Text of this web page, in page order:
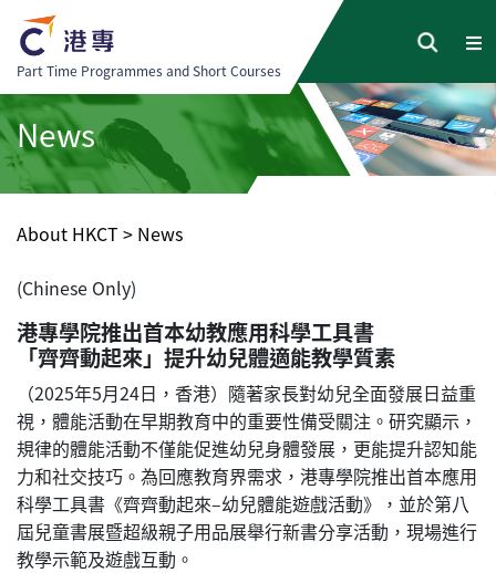
Part Time Programmes and Short Courses
News
About HKCT > News
(Chinese Only)
港專學院推出首本幼教應用科學工具書
「齊齊動起來」提升幼兒體適能教學質素
（2025年5月24日，香港）隨著家長對幼兒全面發展日益重
視，體能活動在早期教育中的重要性備受關注。研究顯示，
規律的體能活動不僅能促進幼兒身體發展，更能提升認知能
力和社交技巧。為回應教育界需求，港專學院推出首本應用
科學工具書《齊齊動起來–幼兒體能遊戲活動》，並於第八
屆兒童書展暨超級親子用品展舉行新書分享活動，現場進行
教學示範及遊戲互動。